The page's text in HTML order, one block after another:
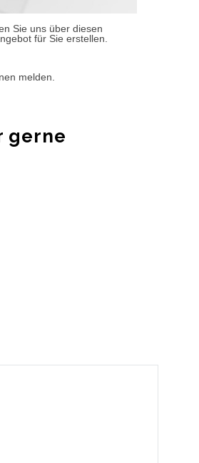
Sie uns über diesen
für Sie erstellen.
melden.
gerne